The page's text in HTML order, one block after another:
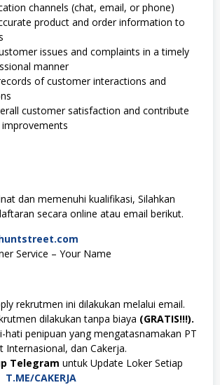
channels (chat, email, or phone)
product and order information to
issues and complaints in a timely
manner
of customer interactions and
customer satisfaction and contribute
dan memenuhi kualifikasi, Silahkan
secara online atau email berikut.
Service – Your Name
rekrutmen ini dilakukan melalui email.
dilakukan tanpa biaya (GRATIS!!!).
hati penipuan yang mengatasnamakan PT
Internasional, dan Cakerja.
Telegram untuk Update Loker Setiap
T.ME/CAKERJA